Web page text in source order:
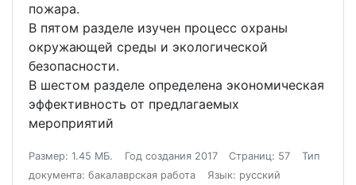
пожара.
В пятом разделе изучен процесс охраны
окружающей среды и экологической
безопасности.
В шестом разделе определена экономическая
эффективность от предлагаемых
мероприятий
Размер: 1.45 МБ. Год создания 2017 Страниц: 57
Тип
документа: бакалаврская работа
Язык: русский